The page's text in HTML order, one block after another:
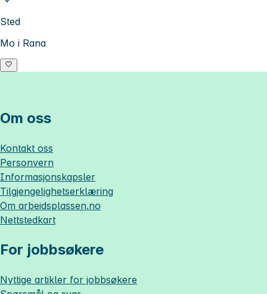
Sted
Mo i Rana
Om oss
Kontakt oss
Personvern
Informasjonskapsler
Tilgjengelighetserklæring
Om arbeidsplassen.no
Nettstedkart
For jobbsøkere
Nyttige artikler for jobbsøkere